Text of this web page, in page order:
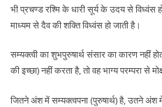
भी प्रचण्ड रश्मि के धारी सूर्य के उदय से विध्वंस
माध्यम से दैव की शक्ति विध्वंस हो जाती है।
सम्यक्त्वी का शुभपुरुषार्थ संसार का कारण नहीं
की इच्छा) नहीं करता है, तो वह भाग्य परम्परा से
जितने अंश में सम्यक्त्वपना (पुरुषार्थ) है, उतने अंश